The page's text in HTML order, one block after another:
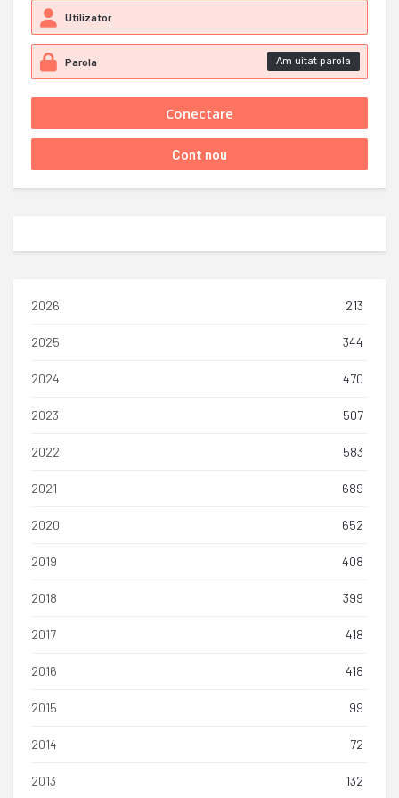
Am uitat parola
2026 213
2025 344
2024 470
2023 507
2022 583
2021 689
2020 652
2019 408
2018 399
2017 418
2016 418
2015 99
2014 72
2013 132